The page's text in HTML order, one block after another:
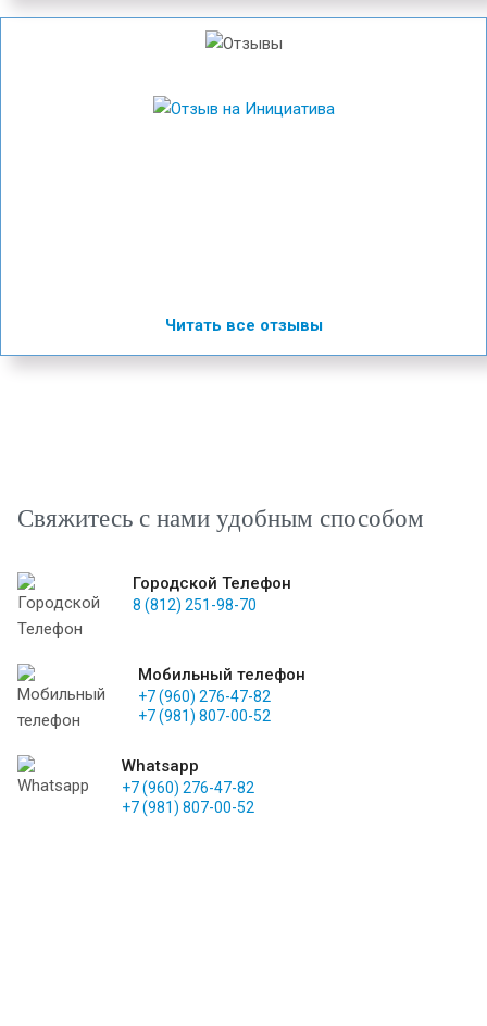
Читать все отзывы
Свяжитесь с нами удобным способом
Городской Телефон
8 (812) 251-98-70
Мобильный телефон
+7 (960) 276-47-82
+7 (981) 807-00-52
Whatsapp
+7 (960) 276-47-82
+7 (981) 807-00-52